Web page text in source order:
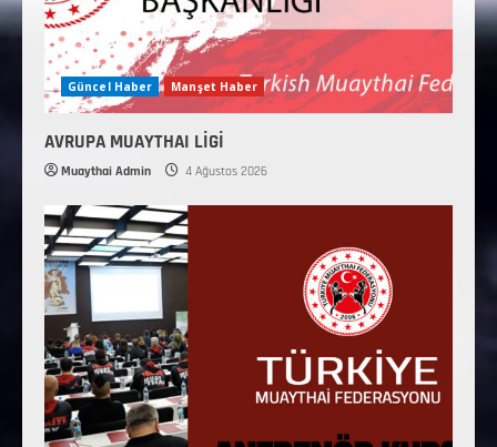
Güncel Haber Manşet Haber
AVRUPA MUAYTHAI LİGİ
Muaythai Admin 4 Ağustos 2026